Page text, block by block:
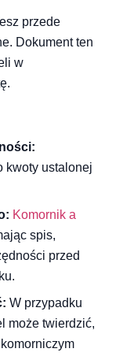
przede
Dokument ten
w
kwoty ustalonej
Komornik a
spis,
przed
W przypadku
może twierdzić,